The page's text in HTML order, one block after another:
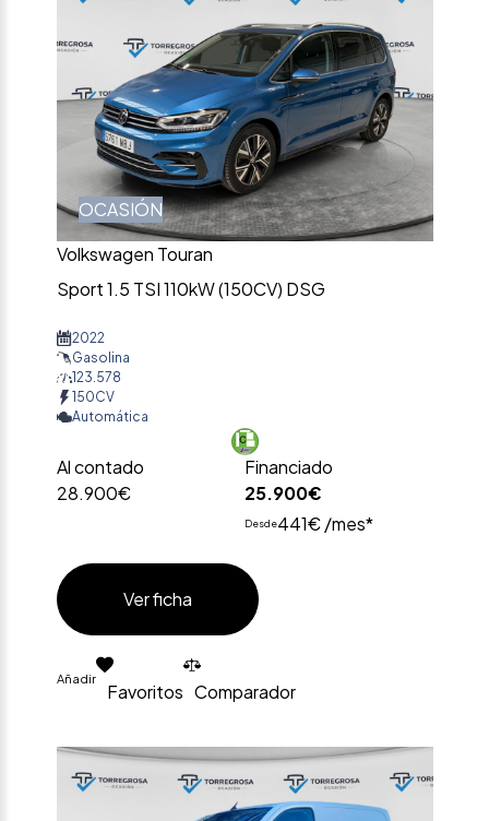
OCASIÓN
Volkswagen Touran
Sport 1.5 TSI 110kW (150CV) DSG
2022
Gasolina
123.578
150CV
Automática
Al contado
28.900€
Financiado
25.900€
Desde441€ /mes*
Ver ficha
Añadir
Favoritos Comparador